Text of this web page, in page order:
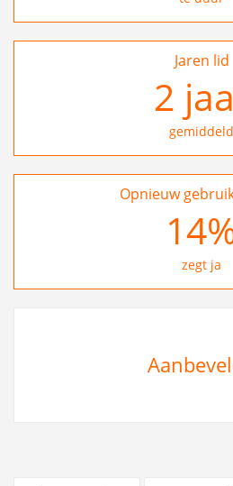
Jaren lid
2
gemiddeld
Opnieuw
25
zegt ja